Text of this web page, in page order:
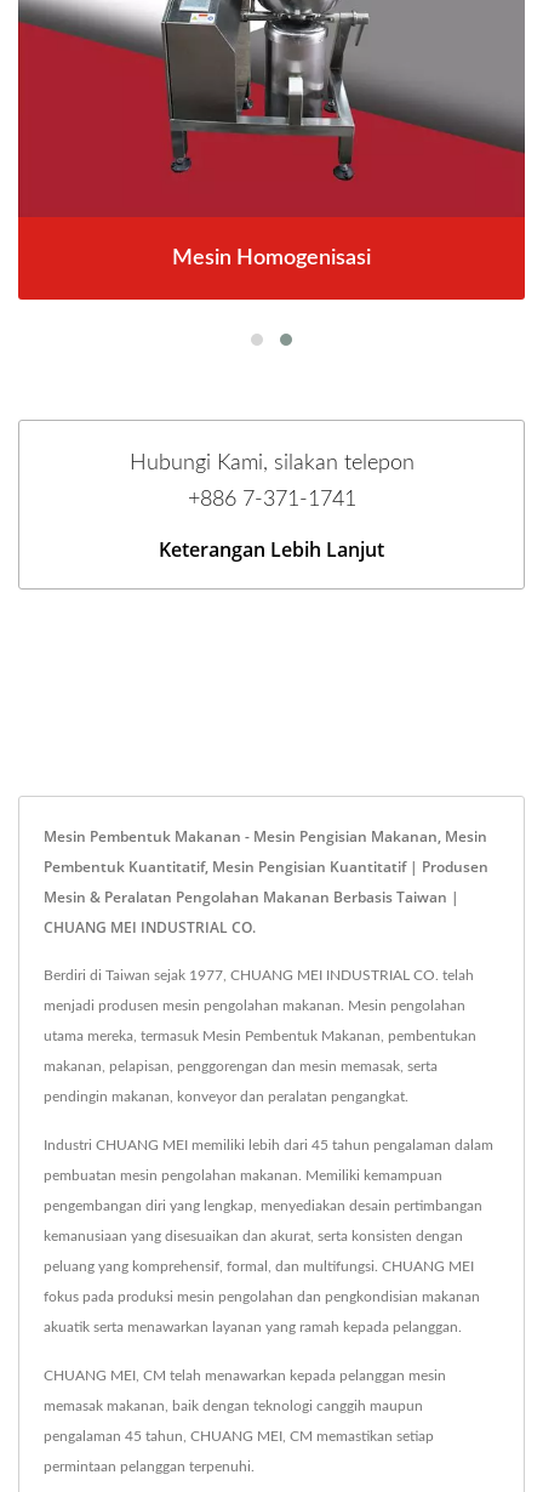
Mesin Homogenisasi
Hubungi Kami, silakan telepon
+886 7-371-1741
Keterangan Lebih Lanjut
Mesin Pembentuk Makanan - Mesin Pengisian Makanan, Mesin
Pembentuk Kuantitatif, Mesin Pengisian Kuantitatif | Produsen
Mesin & Peralatan Pengolahan Makanan Berbasis Taiwan |
CHUANG MEI INDUSTRIAL CO.
Berdiri di Taiwan sejak 1977, CHUANG MEI INDUSTRIAL CO. telah
menjadi produsen mesin pengolahan makanan. Mesin pengolahan
utama mereka, termasuk Mesin Pembentuk Makanan, pembentukan
makanan, pelapisan, penggorengan dan mesin memasak, serta
pendingin makanan, konveyor dan peralatan pengangkat.
Industri CHUANG MEI memiliki lebih dari 45 tahun pengalaman dalam
pembuatan mesin pengolahan makanan. Memiliki kemampuan
pengembangan diri yang lengkap, menyediakan desain pertimbangan
kemanusiaan yang disesuaikan dan akurat, serta konsisten dengan
peluang yang komprehensif, formal, dan multifungsi. CHUANG MEI
fokus pada produksi mesin pengolahan dan pengkondisian makanan
akuatik serta menawarkan layanan yang ramah kepada pelanggan.
CHUANG MEI, CM telah menawarkan kepada pelanggan mesin
memasak makanan, baik dengan teknologi canggih maupun
pengalaman 45 tahun, CHUANG MEI, CM memastikan setiap
permintaan pelanggan terpenuhi.